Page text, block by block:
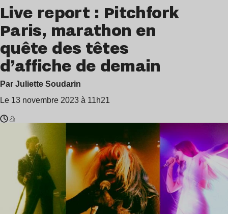
Live report : Pitchfork
Paris, marathon en
quête des têtes
d’affiche de demain
Par Juliette Soudarin
Le 13 novembre 2023 à 11h21
Hyd
Hemlocke
Springs